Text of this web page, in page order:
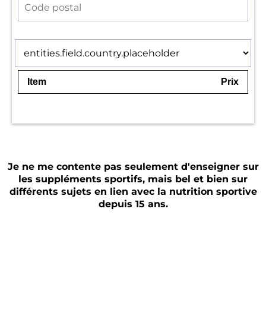
Item Prix
Je ne me contente pas seulement d'enseigner sur
les suppléments sportifs, mais bel et bien sur
différents sujets en lien avec la nutrition sportive
depuis 15 ans.